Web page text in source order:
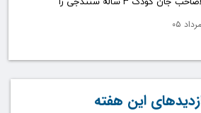
این هفته